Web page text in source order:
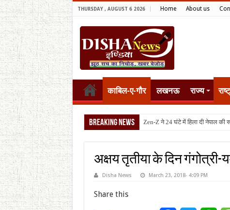
THURSDAY , AUGUST 6 2026 Home About us
काबिल-ए-गौर लखनऊ राज्य
Breaking News टैरिफ वॉर पर
अक्षय तृतीया के दिन
Disha News March 23, 2018- 4:09 PM
Share this